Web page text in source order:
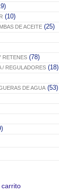
(10)
DE ACEITE (25)
RETENES (78)
/ REGULADORES (18)
DE AGUA (53)
carrito